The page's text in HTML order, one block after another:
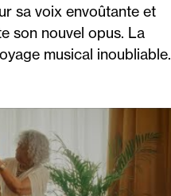
sa voix envoûtante et
son nouvel opus. La
musical inoubliable.